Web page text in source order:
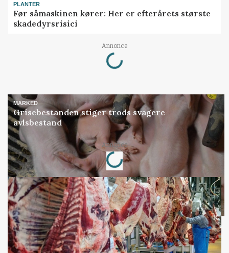
PLANTER
Før såmaskinen kører: Her er efterårets største
skadedyrsrisici
Annonce
Loading...
MARKED
Grisebestanden stiger trods svagere
avlsbestand
Annonce
Loading...